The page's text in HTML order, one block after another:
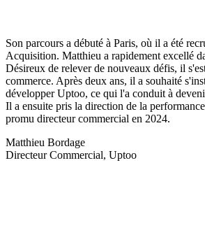
Son parcours a débuté à Paris, où il a été
Acquisition. Matthieu a rapidement excellé
Désireux de relever de nouveaux défis, il
commerce. Après deux ans, il a souhaité
développer Uptoo, ce qui l'a conduit à
Il a ensuite pris la direction de la
promu directeur commercial en 2024.
Matthieu Bordage
Directeur Commercial, Uptoo